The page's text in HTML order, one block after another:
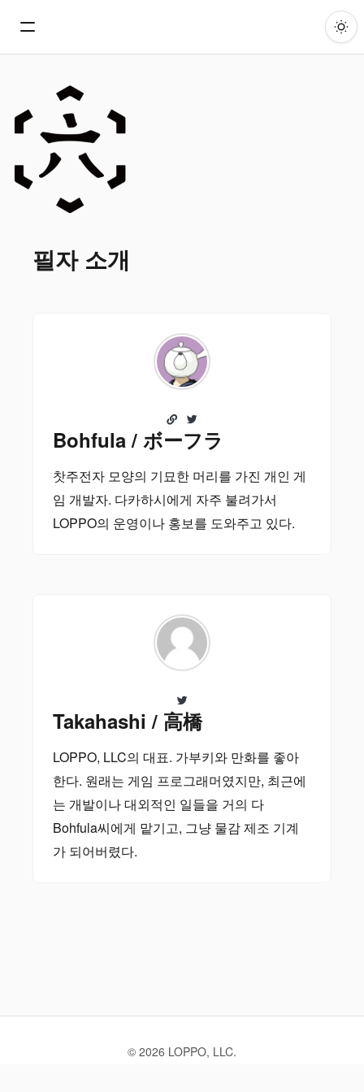
필자 소개
Bohfula / ボーフラ
찻주전자 모양의 기묘한 머리를 가진 개인 게
임 개발자. 다카하시에게 자주 불려가서
LOPPO의 운영이나 홍보를 도와주고 있다.
Takahashi / 高橋
LOPPO, LLC의 대표. 가부키와 만화를 좋아
한다. 원래는 게임 프로그래머였지만, 최근에
는 개발이나 대외적인 일들을 거의 다
Bohfula씨에게 맡기고, 그냥 물감 제조 기계
가 되어버렸다.
© 2026 LOPPO, LLC.